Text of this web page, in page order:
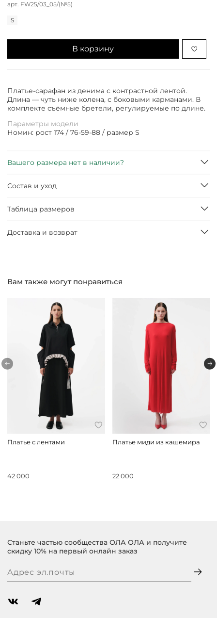
арт. FW25/03_05/(№5)
S
В корзину
Платье-сарафан из денима с контрастной лентой.
Длина — чуть ниже колена, с боковыми карманами. В
комплекте съёмные бретели, регулируемые по длине.
Параметры модели
Номин: рост 174 / 76-59-88 / размер S
Вашего размера нет в наличии?
Состав и уход
Таблица размеров
Доставка и возврат
Вам также могут понравиться
Платье с лентами
42 000
Платье миди из кашемира
22 000
Станьте частью сообщества ОЛА ОЛА и получите
скидку 10% на первый онлайн заказ